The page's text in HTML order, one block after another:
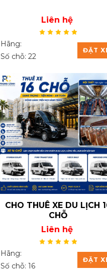
Liên hệ
Hãng:
Số chỗ: 22
ĐẶT
CHO THUÊ XE DU LỊCH
CHỖ
Liên hệ
Hãng:
Số chỗ: 16
ĐẶT